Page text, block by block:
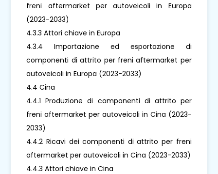
freni aftermarket per autoveicoli in Europa
(2023-2033)
4.3.3 Attori chiave in Europa
4.3.4 Importazione ed esportazione di
componenti di attrito per freni aftermarket per
autoveicoli in Europa (2023-2033)
4.4 Cina
4.4.1 Produzione di componenti di attrito per
freni aftermarket per autoveicoli in Cina (2023-
2033)
4.4.2 Ricavi dei componenti di attrito per freni
aftermarket per autoveicoli in Cina (2023-2033)
4.4.3 Attori chiave in Cina